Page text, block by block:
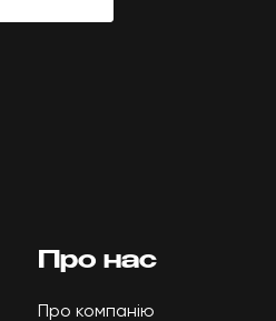
Про нас
Про компанію